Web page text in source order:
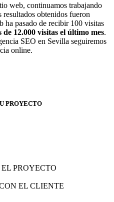
web, continuamos trabajando
obtenidos fueron
ha pasado de recibir 100 visitas
de 12.000 visitas el último mes.
SEO en Sevilla seguiremos
online.
PROYECTO
PROYECTO
EL CLIENTE